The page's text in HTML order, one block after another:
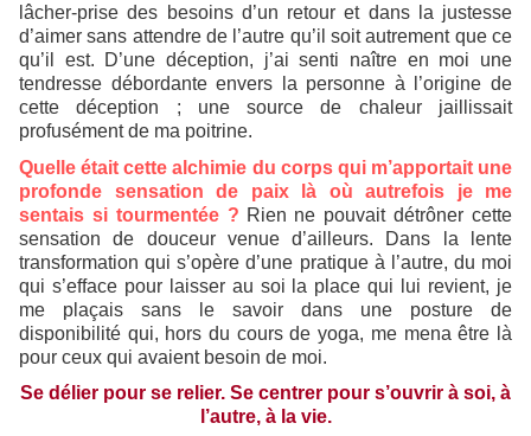
lâcher-prise des besoins d’un retour et dans la justesse
d’aimer sans attendre de l’autre qu’il soit autrement que ce
qu’il est. D’une déception, j’ai senti naître en moi une
tendresse débordante envers la personne à l’origine de
cette déception ; une source de chaleur jaillissait
profusément de ma poitrine.
Quelle était cette alchimie du corps qui m’apportait une
profonde sensation de paix là où autrefois je me
sentais si tourmentée ? Rien ne pouvait détrôner cette
sensation de douceur venue d’ailleurs. Dans la lente
transformation qui s’opère d’une pratique à l’autre, du moi
qui s’efface pour laisser au soi la place qui lui revient, je
me plaçais sans le savoir dans une posture de
disponibilité qui, hors du cours de yoga, me mena être là
pour ceux qui avaient besoin de moi.
Se délier pour se relier. Se centrer pour s’ouvrir à soi, à
l’autre, à la vie.